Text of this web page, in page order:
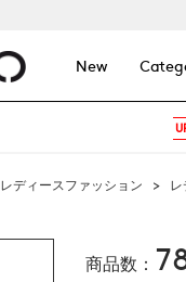
New
レディースファッション >
商品数：